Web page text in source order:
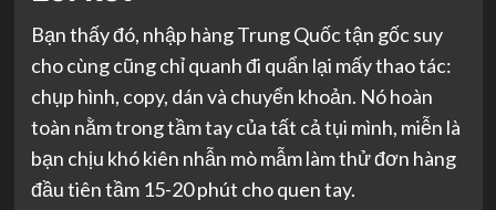
Bạn thấy đó, nhập hàng Trung Quốc tận gốc suy
cho cùng cũng chỉ quanh đi quẩn lại mấy thao tác:
chụp hình, copy, dán và chuyển khoản. Nó hoàn
toàn nằm trong tầm tay của tất cả tụi mình, miễn là
bạn chịu khó kiên nhẫn mò mẫm làm thử đơn hàng
đầu tiên tầm 15-20 phút cho quen tay.